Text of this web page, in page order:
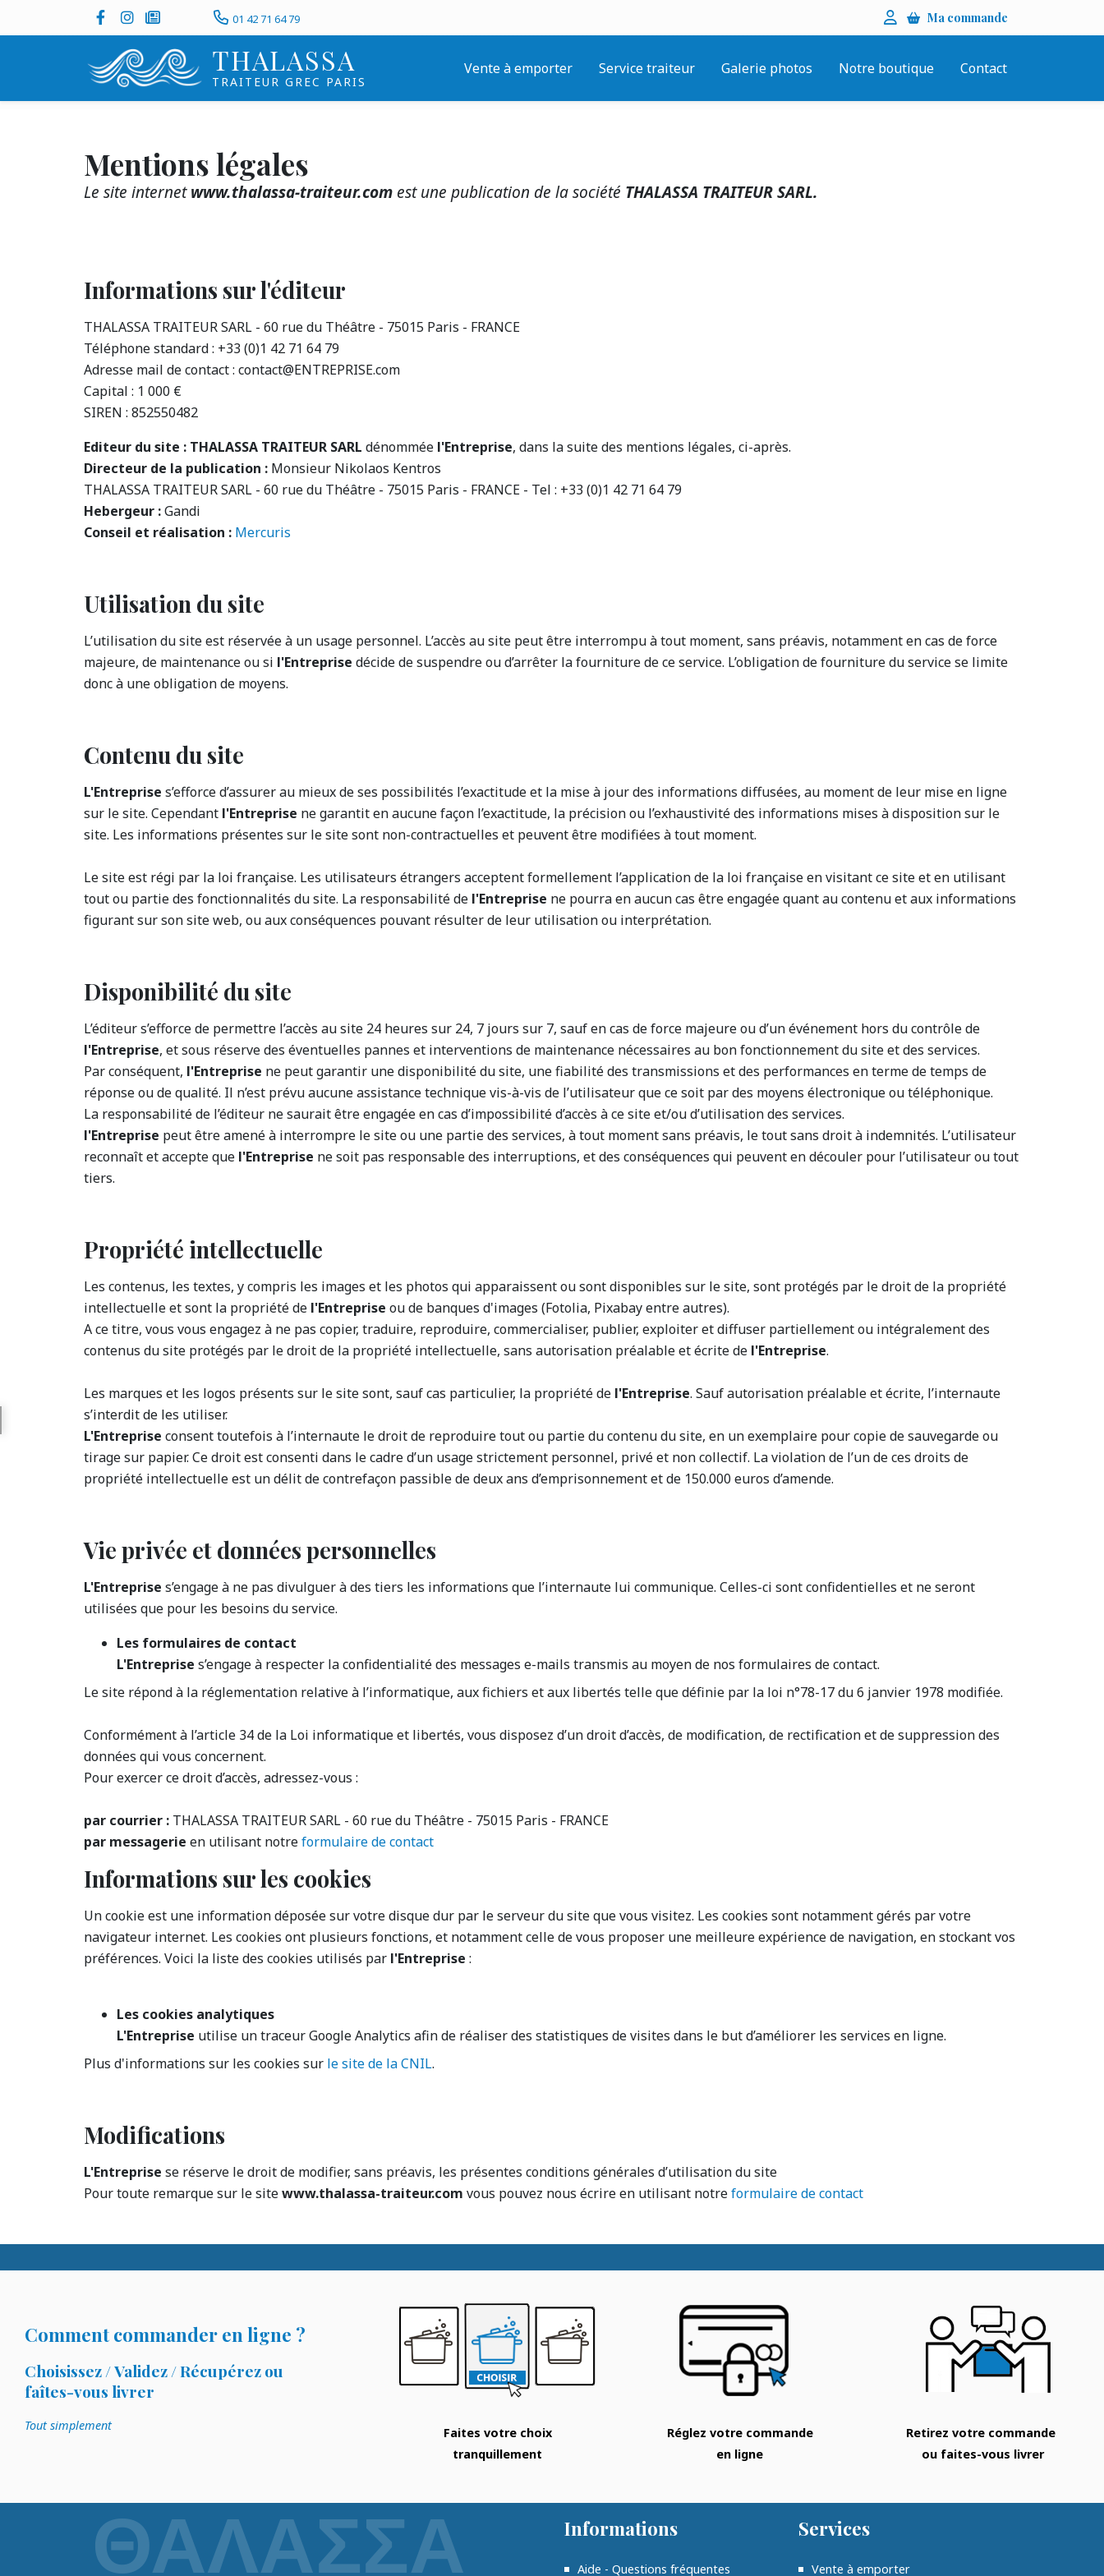
au
SocialFacebookInstagramDans la presse
Tel
top
header
01 42 71 64 79
Menu
utilisateur
Se connecter
Ma commande
THALASSA
TRAITEUR GREC PARIS
Vente à emporter Service traiteur Galerie photos Notre boutique Contact
Mentions légales
Le site internetwww.thalassa-traiteur.com est une publication de la société THALASSA TRAITEUR SARL.
Informations sur l'éditeur
THALASSA TRAITEUR SARL - 60 rue du Théâtre - 75015 Paris - FRANCE
Téléphone standard : +33 (0)1 42 71 64 79
Adresse mail de contact : contact@ENTREPRISE.com
Capital : 1 000 €
SIREN : 852550482
Editeur du site : THALASSA TRAITEUR SARL dénommée l'Entreprise, dans la suite des mentions légales, ci-après.
Directeur de la publication : Monsieur Nikolaos Kentros
THALASSA TRAITEUR SARL - 60 rue du Théâtre - 75015 Paris - FRANCE - Tel : +33 (0)1 42 71 64 79
Hebergeur :Gandi
Conseil et réalisation : Mercuris
Utilisation du site
L’utilisation du site est réservée à un usage personnel. L’accès au site peut être interrompu à tout moment, sans préavis, notamment en cas de force
majeure, de maintenance ou si l'Entreprise décide de suspendre ou d’arrêter la fourniture de ce service. L’obligation de fourniture du service se limite
donc à une obligation de moyens.
Contenu du site
L'Entreprise s’efforce d’assurer au mieux de ses possibilités l’exactitude et la mise à jour des informations diffusées, au moment de leur mise en ligne
sur le site. Cependant l'Entreprise ne garantit en aucune façon l’exactitude, la précision ou l’exhaustivité des informations mises à disposition sur le
site. Les informations présentes sur le site sont non-contractuelles et peuvent être modifiées à tout moment.
Le site est régi par la loi française. Les utilisateurs étrangers acceptent formellement l’application de la loi française en visitant ce site et en utilisant
tout ou partie des fonctionnalités du site. La responsabilité de l'Entreprise ne pourra en aucun cas être engagée quant au contenu et aux informations
figurant sur son site web, ou aux conséquences pouvant résulter de leur utilisation ou interprétation.
Disponibilité du site
L’éditeur s’efforce de permettre l’accès au site 24 heures sur 24, 7 jours sur 7, sauf en cas de force majeure ou d’un événement hors du contrôle de
l'Entreprise, et sous réserve des éventuelles pannes et interventions de maintenance nécessaires au bon fonctionnement du site et des services.
Par conséquent, l'Entreprise ne peut garantir une disponibilité du site, une fiabilité des transmissions et des performances en terme de temps de
réponse ou de qualité. Il n’est prévu aucune assistance technique vis-à-vis de l’utilisateur que ce soit par des moyens électronique ou téléphonique.
La responsabilité de l’éditeur ne saurait être engagée en cas d’impossibilité d’accès à ce site et/ou d’utilisation des services.
l'Entreprise peut être amené à interrompre le site ou une partie des services, à tout moment sans préavis, le tout sans droit à indemnités. L’utilisateur
reconnaît et accepte que l'Entreprise ne soit pas responsable des interruptions, et des conséquences qui peuvent en découler pour l’utilisateur ou tout
tiers.
Propriété intellectuelle
Les contenus, les textes, y compris les images et les photos qui apparaissent ou sont disponibles sur le site, sont protégés par le droit de la propriété
intellectuelle et sont la propriété de l'Entreprise ou de banques d'images (Fotolia, Pixabay entre autres).
A ce titre, vous vous engagez à ne pas copier, traduire, reproduire, commercialiser, publier, exploiter et diffuser partiellement ou intégralement des
contenus du site protégés par le droit de la propriété intellectuelle, sans autorisation préalable et écrite de l'Entreprise.
Les marques et les logos présents sur le site sont, sauf cas particulier, la propriété de l'Entreprise. Sauf autorisation préalable et écrite, l’internaute
s’interdit de les utiliser.
L'Entreprise consent toutefois à l’internaute le droit de reproduire tout ou partie du contenu du site, en un exemplaire pour copie de sauvegarde ou
tirage sur papier. Ce droit est consenti dans le cadre d’un usage strictement personnel, privé et non collectif. La violation de l’un de ces droits de
propriété intellectuelle est un délit de contrefaçon passible de deux ans d’emprisonnement et de 150.000 euros d’amende.
Vie privée et données personnelles
L'Entreprise s’engage à ne pas divulguer à des tiers les informations que l’internaute lui communique. Celles-ci sont confidentielles et ne seront
utilisées que pour les besoins du service.
Les formulaires de contact
L'Entreprise s’engage à respecter la confidentialité des messages e-mails transmis au moyen de nos formulaires de contact.
Le site répond à la réglementation relative à l’informatique, aux fichiers et aux libertés telle que définie par la loi n°78-17 du 6 janvier 1978 modifiée.
Conformément à l’article 34 de la Loi informatique et libertés, vous disposez d’un droit d’accès, de modification, de rectification et de suppression des
données qui vous concernent.
Pour exercer ce droit d’accès, adressez-vous :
par courrier : THALASSA TRAITEUR SARL - 60 rue du Théâtre - 75015 Paris - FRANCE
par messagerie en utilisant notreformulaire de contact
Informations sur les cookies
Un cookie est une information déposée sur votre disque dur par le serveur du site que vous visitez. Les cookies sont notamment gérés par votre
navigateur internet. Les cookies ont plusieurs fonctions, et notamment celle de vous proposer une meilleure expérience de navigation, en stockant vos
préférences. Voici la liste des cookies utilisés par l'Entreprise :
Les cookies analytiques
L'Entreprise utilise un traceur Google Analytics afin de réaliser des statistiques de visites dans le but d’améliorer les services en ligne.
Plus d'informations sur les cookies sur le site de la CNIL.
Modifications
L'Entreprise se réserve le droit de modifier, sans préavis, les présentes conditions générales d’utilisation du site
Pour toute remarque sur le sitewww.thalassa-traiteur.com vous pouvez nous écrire en utilisant notreformulaire de contact
Comment commander en ligne ?
Choisissez / Validez / Récupérez ou
faîtes-vous livrer
Tout simplement
Faites votre choix
tranquillement
Réglez votre commande
en ligne
Retirez votre commande
ou faites-vous livrer
Informations
Aide - Questions fréquentes
Services
Vente à emporter